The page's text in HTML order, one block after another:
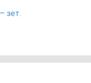
зет.